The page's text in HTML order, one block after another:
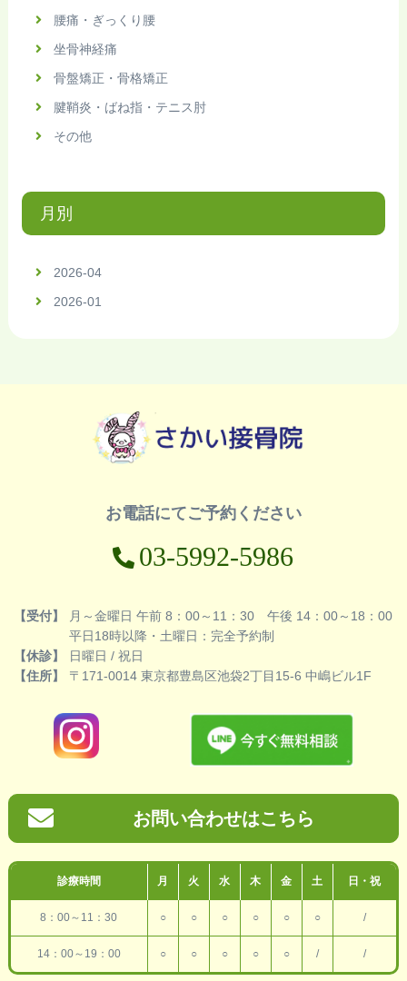
腰痛・ぎっくり腰
坐骨神経痛
骨盤矯正・骨格矯正
腱鞘炎・ばね指・テニス肘
その他
月別
2026-04
2026-01
お電話にてご予約ください
03-5992-5986
【受付】
月～金曜日 午前 8：00～11：30 午後 14：00～18：00
平日18時以降・土曜日：完全予約制
【休診】
日曜日 / 祝日
【住所】
〒171-0014 東京都豊島区池袋2丁目15-6 中嶋ビル1F
お問い合わせはこちら
診療時間 月 火 水 木 金 土 日・祝
8：00～11：30 ○ ○ ○ ○ ○ ○ /
14：00～19：00 ○ ○ ○ ○ ○ / /